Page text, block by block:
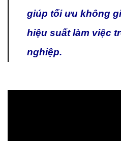
giúp tối ưu không
hiệu suất làm việc
nghiệp.